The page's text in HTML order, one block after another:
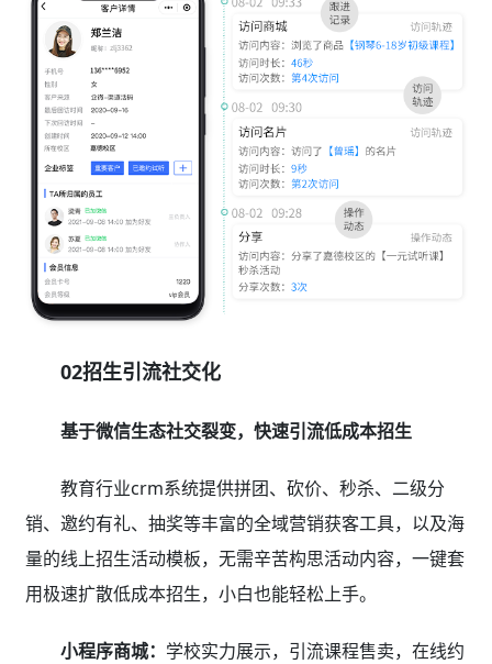
02招生引流社交化
基于微信生态社交裂变，快速引流低成本招生
教育行业crm系统提供拼团、砍价、秒杀、二级分
销、邀约有礼、抽奖等丰富的全域营销获客工具，以及海
量的线上招生活动模板，无需辛苦构思活动内容，一键套
用极速扩散低成本招生，小白也能轻松上手。
小程序商城： 学校实力展示，引流课程售卖，在线约